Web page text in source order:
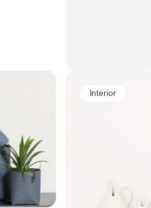
Interior